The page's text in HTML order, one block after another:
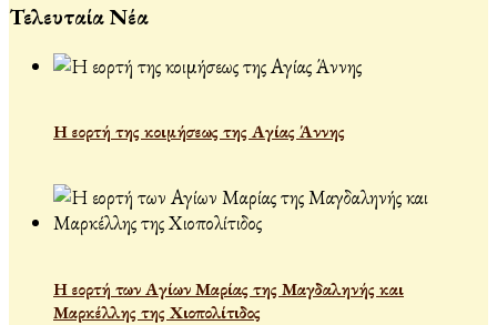
Τελευταία Νέα
Η εορτή της κοιμήσεως της Αγίας Άννης
Η εορτή των Αγίων Μαρίας της Μαγδαληνής και
Μαρκέλλης της Χιοπολίτιδος